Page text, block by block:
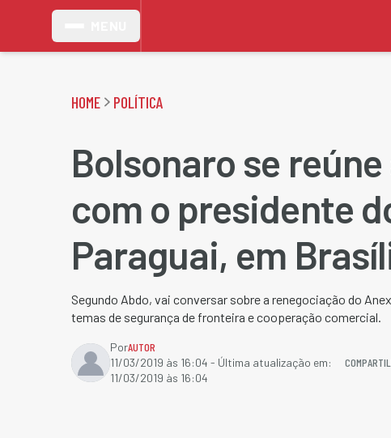
HOME POLÍTICA
Bolsonaro se
com o presidente
Paraguai, em
Segundo Abdo, vai conversar sobre a renegociação do
temas de segurança de fronteira e cooperação comercial.
PorAUTOR
11/03/2019 às 16:04 - Última atualização em:
11/03/2019 às 16:04